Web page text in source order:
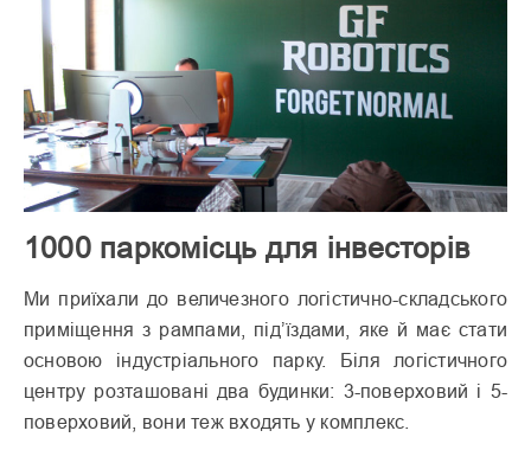
1000 паркомісць для інвесторів
Ми приїхали до величезного логістично-складського
приміщення з рампами, під’їздами, яке й має стати
основою індустріального парку. Біля логістичного
центру розташовані два будинки: 3-поверховий і 5-
поверховий, вони теж входять у комплекс.